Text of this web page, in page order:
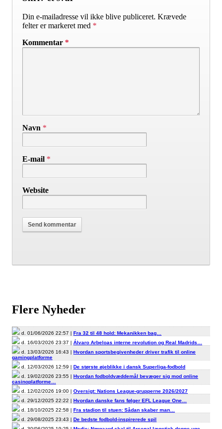
Din e-mailadresse vil ikke blive publiceret. Krævede
felter er markeret med *
Kommentar *
Navn *
E-mail *
Website
Flere Nyheder
d. 01/06/2026 22:57 | Fra 32 til 48 hold: Mekanikken bag…
d. 16/03/2026 23:37 | Álvaro Arbeloas interne revolution og Real Madrids…
d. 13/03/2026 16:43 | Hvordan sportsbegivenheder driver trafik til online
gamingplatforme
d. 12/03/2026 12:59 | De største øjeblikke i dansk Superliga-fodbold
d. 19/02/2026 23:55 | Hvordan fodboldvæddemål bevæger sig mod online
casinoplatforme…
d. 12/02/2026 19:00 | Oversigt: Nations League-grupperne 2026/2027
d. 29/12/2025 22:22 | Hvordan danske fans følger EFL League One…
d. 18/10/2025 22:58 | Fra stadion til stuen: Sådan skaber man…
d. 29/08/2025 23:43 | De bedste fodbold-inspirerede spil